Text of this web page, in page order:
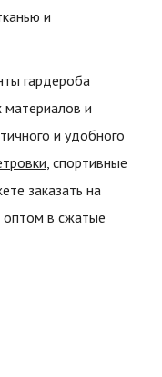
и
гардероба
материалов и
и удобного
, спортивные
заказать на
в сжатые